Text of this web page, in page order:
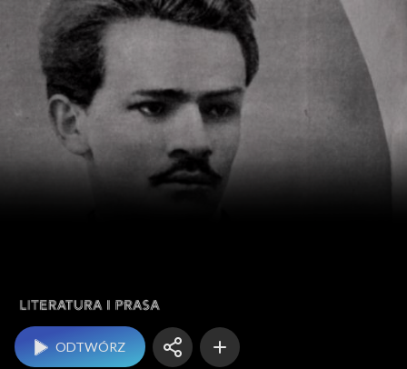
Literatura i prasa
ODTWÓRZ